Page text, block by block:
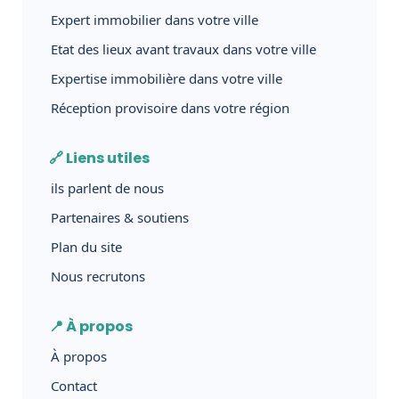
Expert immobilier dans votre ville
Etat des lieux avant travaux dans votre ville
Expertise immobilière dans votre ville
Réception provisoire dans votre région
🔗 Liens utiles
ils parlent de nous
Partenaires & soutiens
Plan du site
Nous recrutons
📍 À propos
À propos
Contact